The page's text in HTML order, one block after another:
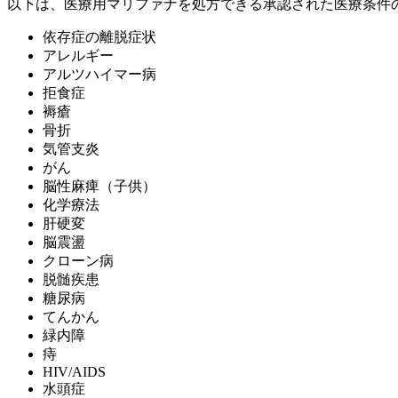
以下は、医療用マリファナを処方できる承認された医療条件
依存症の離脱症状
アレルギー
アルツハイマー病
拒食症
褥瘡
骨折
気管支炎
がん
脳性麻痺（子供）
化学療法
肝硬変
脳震盪
クローン病
脱髄疾患
糖尿病
てんかん
緑内障
痔
HIV/AIDS
水頭症